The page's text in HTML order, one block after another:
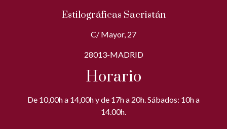
Estilográficas Sacristán
C/ Mayor, 27
28013-MADRID
Horario
De 10,00h a 14,00h y de 17h a 20h. Sábados: 10h a
14.00h.